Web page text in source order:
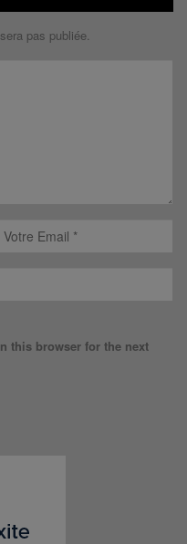
pas publiée.
this browser for the next